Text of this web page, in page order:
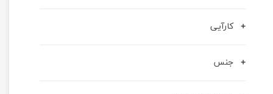
کارآیی
جنس